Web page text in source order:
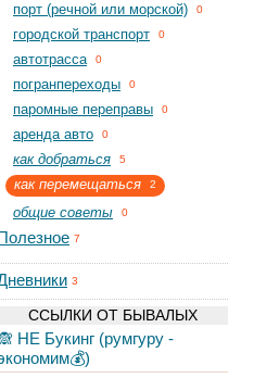
порт (речной или морской) 0
городской транспорт 0
автотрасса 0
погранпереходы 0
паромные переправы 0
аренда авто 0
как добраться 5
как перемещаться 2
общие советы 0
7
3
ССЫЛКИ ОТ БЫВАЛЫХ
НЕ Букинг (румгуру -